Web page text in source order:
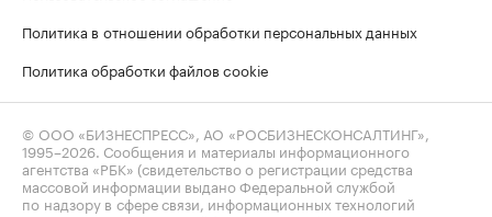
Политика в отношении обработки персональных данных
Политика обработки файлов cookie
© ООО «БИЗНЕСПРЕСС», АО «РОСБИЗНЕСКОНСАЛТИНГ»,
1995–2026 . Сообщения и материалы информационного
агентства «РБК» (свидетельство о регистрации средства
массовой информации выдано Федеральной службой
по надзору в сфере связи, информационных технологий